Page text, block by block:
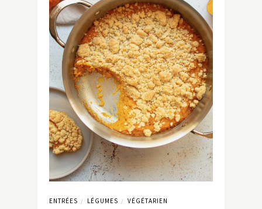
ENTRÉES / LÉGUMES / VÉGÉTARIEN